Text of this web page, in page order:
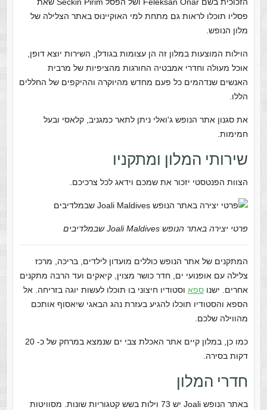
הזכוכית בשם Feleksan Onar ושל הפסל Seckin Pirim שאת
פסליו תוכלו לראות גם מתחת למי האוקיינוס באתר הצלילה של
מלון הנופש.
הוילות המוצעות במלון זה הן עצומות בגודלן, השירות יוצא דופן,
אוכל מעולה וחדרי אמבטיה החורגות מהציפיות של מרבית
האנשים שנדהמים כל פעם מחדש מהיוקרה וההיקפים של החללים
הללו.
את סגנון אתר הנופש ג'ואלי ניתן לתאר כמגניב, קלאסי ובעל
חמימות.
שירותי המלון ומתקניו
הצוות הפנטסטי יזכור את שמכם וידאג לכל צרכיכם.
פרטי יצירה באתר הנופש Joali Maldives שבמלדיבים
המתקנים של אתר הנופש כוללים מועדון לילדים, בריכה, מרכז
צלילה עם אופנועי ים, חדר כושר מצוין, קיאקים ועד הרבה מתקנים
אחרים. ישנו ספאוסטודיו חיצוני בו תוכלו לעשות יוגה בזריחה. אל
הספא והסטודיו תוכלו להגיע בעזרת נהג הבאגי שיאסוף אותכם
מהווילה שלכם.
כמו כן, במלון קיים אתר האכלת צבי ים שנמצא במרחק של כ- 20
דקות בסירה.
חדרי המלון
באתר הנופש Joali יש 73 וילות בשש קטגוריות שונות. מסוויטות